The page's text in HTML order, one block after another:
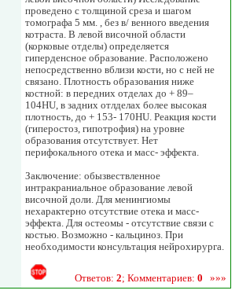
проведено с толщиной среза и шагом
томографа 5 мм. , без в/ венного введения
котраста. В левой височной области
(корковые отделы) определяется
гиперденсное образование. Расположено
непосредственно вблизи кости, но с ней не
связано. Плотность образования ниже
костной: в передних отделах до + 89–
104HU, в задних отлделах более высокая
плотность, до + 153- 170HU. Реакция кости
(гиперостоз, гипотрофия) на уровне
образования отсутствует. Нет
перифокального отека и масс- эффекта.
Заключение: обызвествленное
интракраниальное образование левой
височной доли. Для менингиомы
нехарактерно отсутствие отека и масс-
эффекта. Для остеомы - отсутствие связи с
костью. Возможно - кальциноз. При
необходимости консультация нейрохирурга.
Ответов: 2; Комментариев: 0 »»»